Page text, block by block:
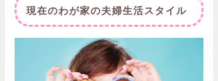
現在のわが家の夫婦生活スタイル